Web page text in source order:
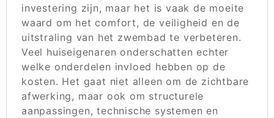
investering zijn, maar het is vaak de moeite
waard om het comfort, de veiligheid en de
uitstraling van het zwembad te verbeteren.
Veel huiseigenaren onderschatten echter
welke onderdelen invloed hebben op de
kosten. Het gaat niet alleen om de zichtbare
afwerking, maar ook om structurele
aanpassingen, technische systemen en